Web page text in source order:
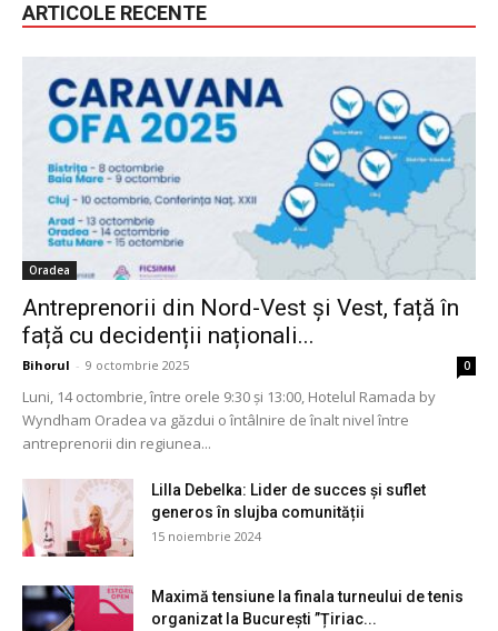
ARTICOLE RECENTE
Oradea
Antreprenorii din Nord-Vest și Vest, față în
față cu decidenții naționali...
Bihorul - 9 octombrie 2025 0
Luni, 14 octombrie, între orele 9:30 și 13:00, Hotelul Ramada by
Wyndham Oradea va găzdui o întâlnire de înalt nivel între
antreprenorii din regiunea...
Lilla Debelka: Lider de succes și suflet
generos în slujba comunității
15 noiembrie 2024
Maximă tensiune la finala turneului de tenis
organizat la București ”Țiriac...